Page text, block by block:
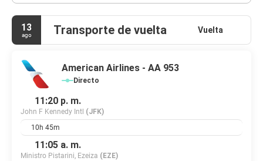
13
ago Transporte de vuelta Vuelta
American Airlines - AA 953
Directo
11:20 p. m.
John F Kennedy Intl (JFK)
10h 45m
11:05 a. m.
Ministro Pistarini, Ezeiza (EZE)